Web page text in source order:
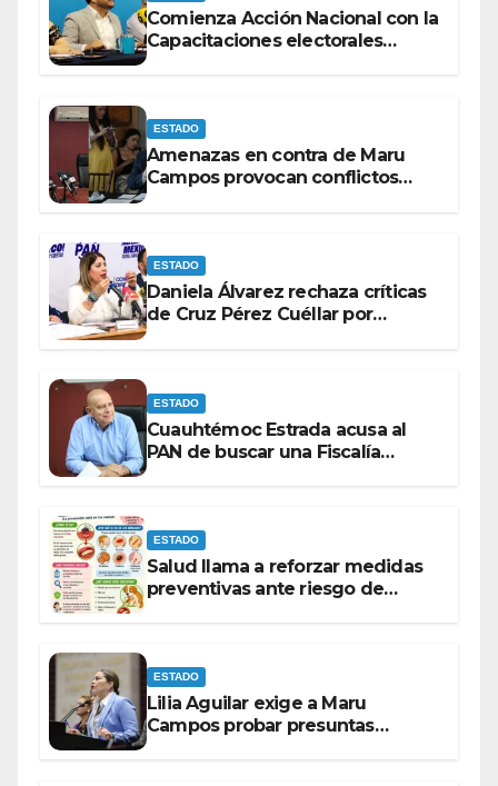
Comienza Acción Nacional con la
Capacitaciones electorales
ESTADO
Amenazas en contra de Maru
Campos provocan conflictos
ESTADO
Daniela Álvarez rechaza críticas
de Cruz Pérez Cuéllar por
ESTADO
Cuauhtémoc Estrada acusa al
PAN de buscar una Fiscalía
ESTADO
Salud llama a reforzar medidas
preventivas ante riesgo de
ESTADO
Lilia Aguilar exige a Maru
Campos probar presuntas